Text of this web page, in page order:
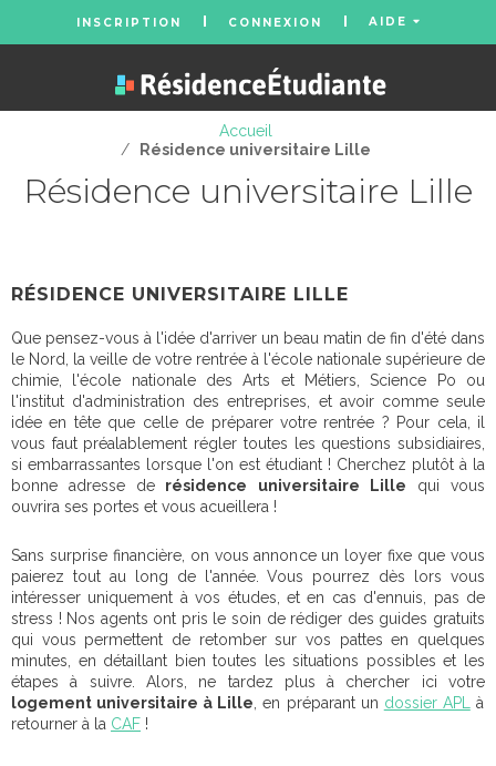
INSCRIPTION CONNEXION AIDE
Accueil
/
Résidence universitaire Lille
Résidence universitaire Lille
RÉSIDENCE UNIVERSITAIRE LILLE
Que pensez-vous à l'idée d'arriver un beau matin de fin d'été dans
le Nord, la veille de votre rentrée à l'école nationale supérieure de
chimie, l'école nationale des Arts et Métiers, Science Po ou
l'institut d'administration des entreprises, et avoir comme seule
idée en tête que celle de préparer votre rentrée ? Pour cela, il
vous faut préalablement régler toutes les questions subsidiaires,
si embarrassantes lorsque l'on est étudiant ! Cherchez plutôt à la
bonne adresse de résidence universitaire Lille qui vous
ouvrira ses portes et vous acueillera !
Sans surprise financière, on vous annonce un loyer fixe que vous
paierez tout au long de l'année. Vous pourrez dès lors vous
intéresser uniquement à vos études, et en cas d'ennuis, pas de
stress ! Nos agents ont pris le soin de rédiger des guides gratuits
qui vous permettent de retomber sur vos pattes en quelques
minutes, en détaillant bien toutes les situations possibles et les
étapes à suivre. Alors, ne tardez plus à chercher ici votre
logement universitaire à Lille , en préparant un dossier APL
à
retourner à la CAF !